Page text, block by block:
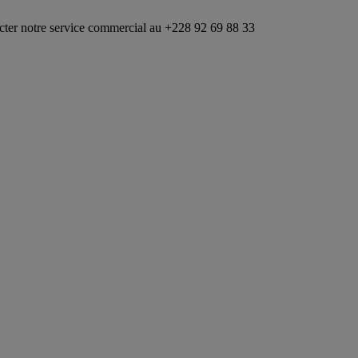
commercial au +228 92 69 88 33